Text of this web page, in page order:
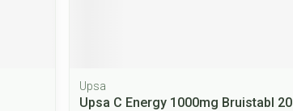
Upsa
Upsa C Energy 1000mg Bruistabl 20